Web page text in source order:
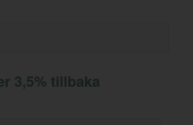
3,5% tillbaka